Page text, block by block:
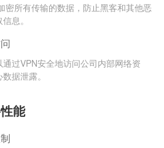
密所有传输的数据，防止黑客和其他恶
息。
过VPN安全地访问公司内部网络资
据泄露。
能